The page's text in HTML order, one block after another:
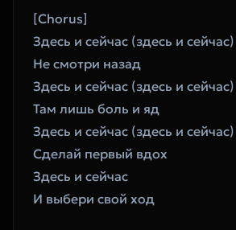
[Chorus]
Здесь и сейчас (здесь и сейчас)
Не смотри назад
Здесь и сейчас (здесь и сейчас)
Там лишь боль и яд
Здесь и сейчас (здесь и сейчас)
Сделай первый вдох
Здесь и сейчас
И выбери свой ход